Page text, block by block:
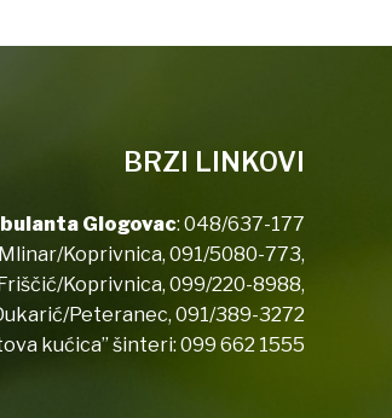
BRZI LINKOVI
Glogovac: 048/637-177
Koprivnica, 091/5080-773,
Koprivnica, 099/220-8988,
Peteranec, 091/389-3272
kućica” šinteri: 099 662 1555